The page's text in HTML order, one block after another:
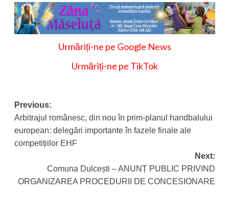
Urmăriți-ne pe Google News
Urmăriți-ne pe TikTok
Post
navigation
Previous:
Arbitrajul românesc, din nou în prim-planul handbalului
european: delegări importante în fazele finale ale
competițiilor EHF
Next:
Comuna Dulcești – ANUNȚ PUBLIC PRIVIND
ORGANIZAREA PROCEDURII DE CONCESIONARE